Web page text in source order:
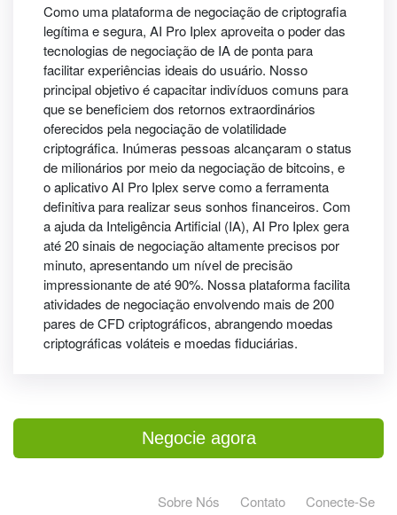
Como uma plataforma de negociação de criptografia
legítima e segura, AI Pro Iplex aproveita o poder das
tecnologias de negociação de IA de ponta para
facilitar experiências ideais do usuário. Nosso
principal objetivo é capacitar indivíduos comuns para
que se beneficiem dos retornos extraordinários
oferecidos pela negociação de volatilidade
criptográfica. Inúmeras pessoas alcançaram o status
de milionários por meio da negociação de bitcoins, e
o aplicativo AI Pro Iplex serve como a ferramenta
definitiva para realizar seus sonhos financeiros. Com
a ajuda da Inteligência Artificial (IA), AI Pro Iplex gera
até 20 sinais de negociação altamente precisos por
minuto, apresentando um nível de precisão
impressionante de até 90%. Nossa plataforma facilita
atividades de negociação envolvendo mais de 200
pares de CFD criptográficos, abrangendo moedas
criptográficas voláteis e moedas fiduciárias.
Negocie agora
Sobre Nós Contato
Conecte-Se